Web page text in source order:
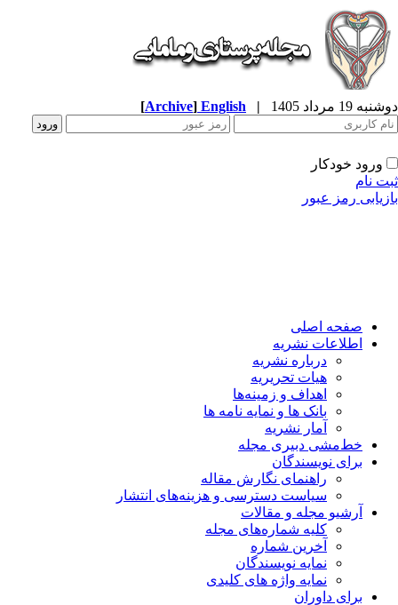
19 مرداد 1405 |
English
[Archive]
ورود خودکار
نام
رمز عبور
صفحه اصلی
اطلاعات نشریه
درباره نشریه
هیات تحریریه
اهداف و زمینه‌ها
بانک ها و نمایه نامه ها
آمار نشریه
خط‌مشی دبیری مجله
برای نویسندگان
راهنمای نگارش مقاله
سیاست دسترسی و هزینه‌های انتشار
آرشیو مجله و مقالات
کلیه شماره‌های مجله
آخرین شماره
نمایه نویسندگان
نمایه واژه های کلیدی
برای داوران